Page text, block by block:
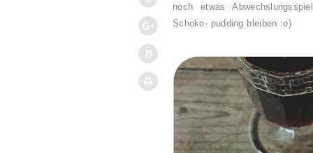
noch etwas
Schoko- pudding bleiben :o)